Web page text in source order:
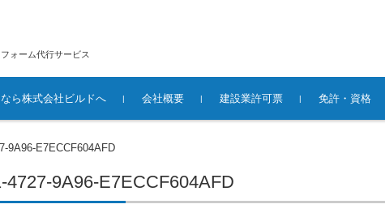
ォーム代行サービス
ら株式会社ビルドへ
会社概要 建設業許可票 免許・資格
9A96-E7ECCF604AFD
4727-9A96-E7ECCF604AFD